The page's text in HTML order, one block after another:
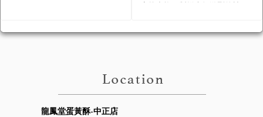
龍鳳堂蛋黃酥-中正店